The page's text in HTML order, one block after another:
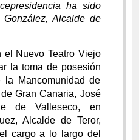
ha sido
Alcalde de
el Nuevo Teatro Viejo
la toma de posesión
Mancomunidad de
Gran Canaria, José
de Valleseco, en
Alcalde de Teror,
cargo a lo largo del